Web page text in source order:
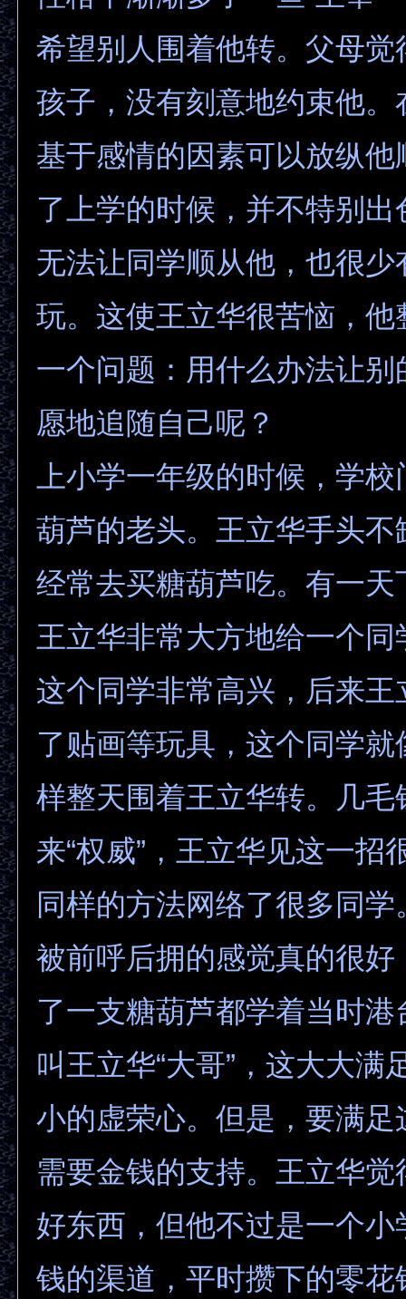
希望别人围着他转。父母觉
孩子，没有刻意地约束他。
基于感情的因素可以放纵他
了上学的时候，并不特别出
无法让同学顺从他，也很少
玩。这使王立华很苦恼，他
一个问题：用什么办法让别
愿地追随自己呢？
上小学一年级的时候，学
葫芦的老头。王立华手头不
经常去买糖葫芦吃。有一天
王立华非常大方地给一个同
这个同学非常高兴，后来王
了贴画等玩具，这个同学就
样整天围着王立华转。几毛
来“权威”，王立华见这一招
同样的方法网络了很多同学
被前呼后拥的感觉真的很好
了一支糖葫芦都学着当时港
叫王立华“大哥”，这大大满
小的虚荣心。但是，要满足
需要金钱的支持。王立华觉
好东西，但他不过是一个小
钱的渠道，平时攒下的零花